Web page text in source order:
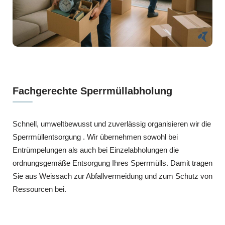
Fachgerechte Sperrmüllabholung
Schnell, umweltbewusst und zuverlässig organisieren wir die
Sperrmüllentsorgung . Wir übernehmen sowohl bei
Entrümpelungen als auch bei Einzelabholungen die
ordnungsgemäße Entsorgung Ihres Sperrmülls. Damit tragen
Sie aus Weissach zur Abfallvermeidung und zum Schutz von
Ressourcen bei.